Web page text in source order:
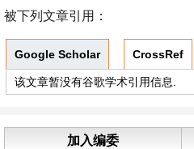
被下列文章引用：
Google Scholar CrossRef
该文章暂没有谷歌学术引用信息.
加入编委